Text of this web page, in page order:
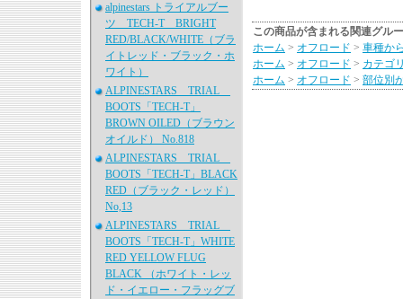
alpinestars トライアルブー
ツ TECH-T BRIGHT
RED/BLACK/WHITE（ブラ
イトレッド・ブラック・ホ
ワイト）
ALPINESTARS TRIAL
BOOTS「TECH-T」
BROWN OILED（ブラウン
オイルド） No.818
ALPINESTARS TRIAL
BOOTS「TECH-T」BLACK
RED（ブラック・レッド）
No,13
ALPINESTARS TRIAL
BOOTS「TECH-T」WHITE
RED YELLOW FLUG
BLACK （ホワイト・レッ
ド・イエロー・フラッグブ
この商品が含まれる関連グル
ホーム > オフロード > 車種か
ホーム > オフロード > カテゴ
ホーム > オフロード > 部位別